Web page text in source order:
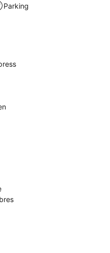
Parking